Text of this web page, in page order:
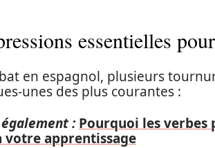
essentielles
en espagnol, plusieurs
unes des plus courantes :
: Pourquoi les verbes
votre apprentissage